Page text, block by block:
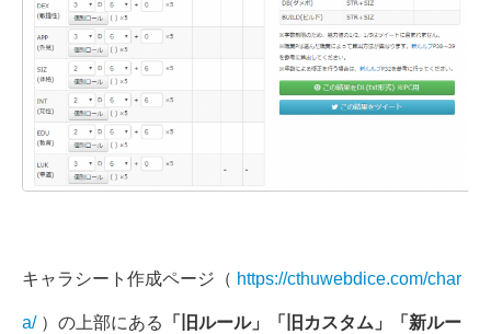
キャラシート作成ページ（ https://cthuwebdice.com/char
a/）の上部にある 「旧ルール」「旧カスタム」「新ルー